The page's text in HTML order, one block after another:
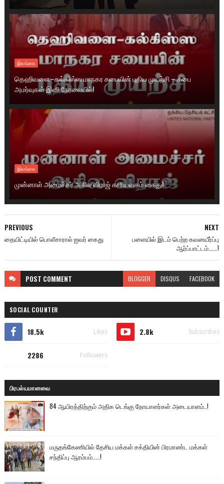
இலங்கை
தெஹிவளை–கல்கிஸ்ஸ மாநகர சபையின் புதிய முயற்சி – சபை
அமர்வுகள் இனி நேரலையில்!
இலங்கை
முன்னாள் அமைச்சர் அகில விராஜ் காரியவசம் கைது!
NEXT
பளையில் இடம் பெற்ற கவனயீர்ப்பு
ஆர்ப்பாட்டம்......!
PREVIOUS
தையிட்டியில் பொலீசாரால் ஐவர் கைது
POST COMMENT BLOGGER DISQUS FACEBOOK
SOCIAL COUNTER
18.5k Likes 2.8k Subscribes
2286 Followers
பிரபல்யமானவை
84 ஆயிரத்திற்கும் அதிக டெங்கு நோயாளர்கள் அடையாளம்..!
மருதங்கேணியில் தேசிய மக்கள் சக்தியின் பிரமாண்ட மக்கள்
சந்திப்பு ஆரம்பம்.....!